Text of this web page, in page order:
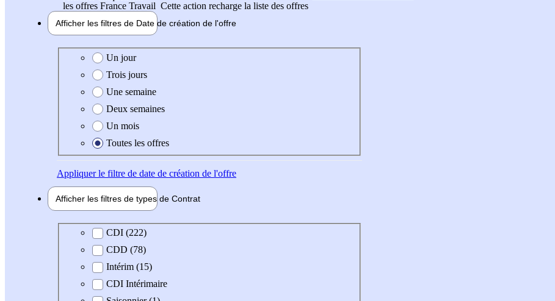
les offres France Travail Cette action recharge la liste des offres
Afficher les filtres de Date de création de l'offre
Date de création de l'offre
Un jour
Trois jours
Une semaine
Deux semaines
Un mois
Toutes les offres
Appliquerle filtre de date de création de l'offre
Afficher les filtres de types de Contrat
Type de contratCDI (222)
CDD (78)
Intérim (15)
CDI Intérimaire